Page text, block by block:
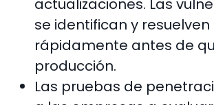
actualizaciones. Las
se identifican y resuelven
rápidamente antes de
producción.
Las pruebas de